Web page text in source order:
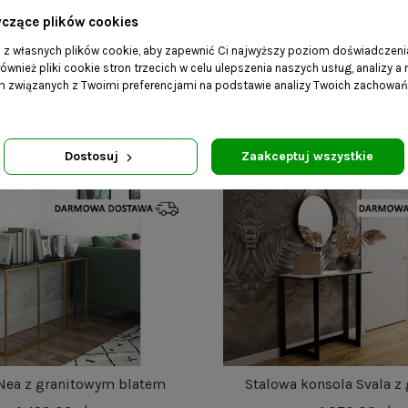
Kris Cross
Loftowa konsola Halli na
z granitowym blatem Stalowa konsola Svala
plików cookies
z własnych plików cookie, aby zapewnić Ci najwyższy poziom
pliki cookie stron trzecich w celu ulepszenia naszych usług, analizy a
związanych z Twoimi preferencjami na podstawie analizy Twoich
Dostosuj Zaakceptuj wszystkie